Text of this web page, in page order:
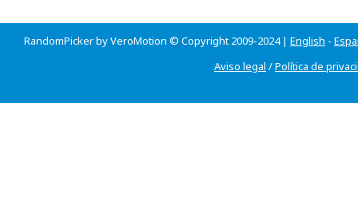
RandomPicker by VeroMotion © Copyright 2009-2024 | English -
Aviso legal /Política de